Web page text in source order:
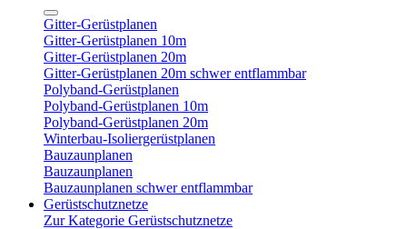
Gitter-Gerüstplanen
Gitter-Gerüstplanen 10m
Gitter-Gerüstplanen 20m
Gitter-Gerüstplanen 20m schwer entflammbar
Polyband-Gerüstplanen
Polyband-Gerüstplanen 10m
Polyband-Gerüstplanen 20m
Winterbau-Isoliergerüstplanen
Bauzaunplanen
Bauzaunplanen
Bauzaunplanen schwer entflammbar
Gerüstschutznetze
Zur Kategorie Gerüstschutznetze